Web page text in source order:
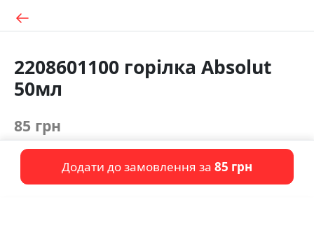
2208601100 горілка Absolut
50мл
85 грн
Додати до замовлення за 85 грн